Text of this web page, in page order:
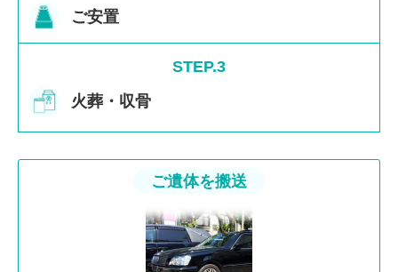
ご安置
STEP.3
火葬・収骨
ご遺体を搬送